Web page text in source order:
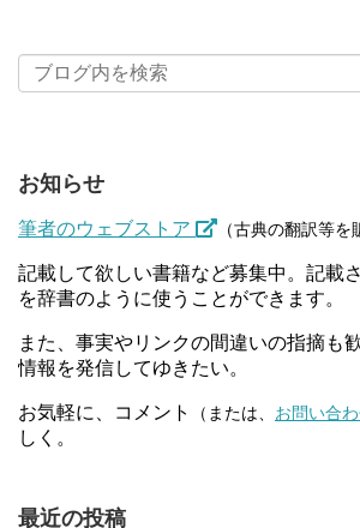
お知らせ
筆者のウェブストア （古典の翻訳等を
記載して欲しい書籍など募集中。記載
を辞書のように使うことができます。
また、事実やリンクの間違いの指摘も
情報を発信してゆきたい。
お気軽に、コメント （または、 お問い合
しく。
最近の投稿